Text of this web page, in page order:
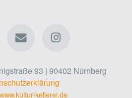
93 | 90402 Nürnberg
www.kultur-kellerei.de